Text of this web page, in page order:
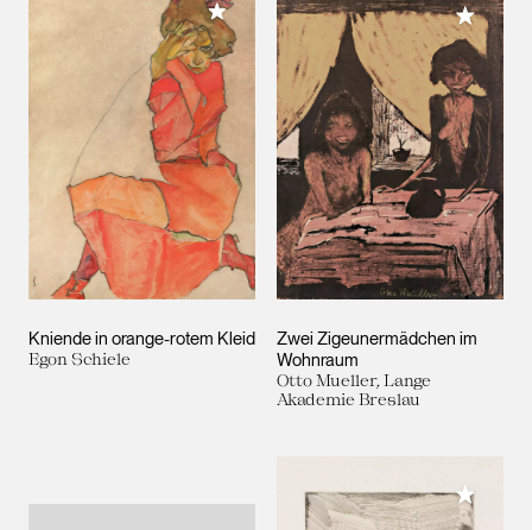
Kniende in orange-rotem Kleid
Egon Schiele
Meiner Sammlung hinzufügen
Zwei Zigeunermädchen im
Wohnraum
Otto Mueller, Lange
Akademie Breslau
Meiner
Meiner